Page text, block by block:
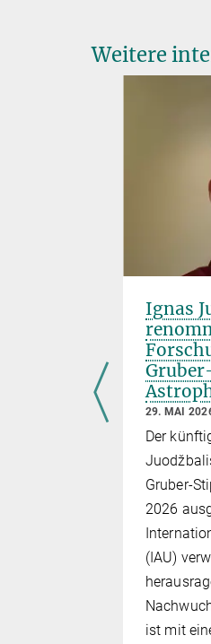
Weitere
Ignas
29. MAI
Der
Gruber-
2026
(IAU)
ist mit